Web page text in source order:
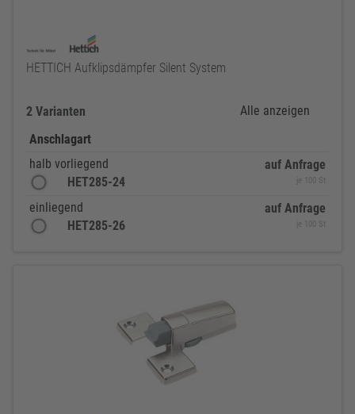
HETTICH Aufklipsdämpfer Silent System
2 Varianten
Alle anzeigen
Anschlagart
halb vorliegend
HET285-24
auf Anfrage
je 100 St
einliegend
HET285-26
auf Anfrage
je 100 St